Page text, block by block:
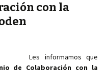
con la
Les informamos que
de Colaboración con la